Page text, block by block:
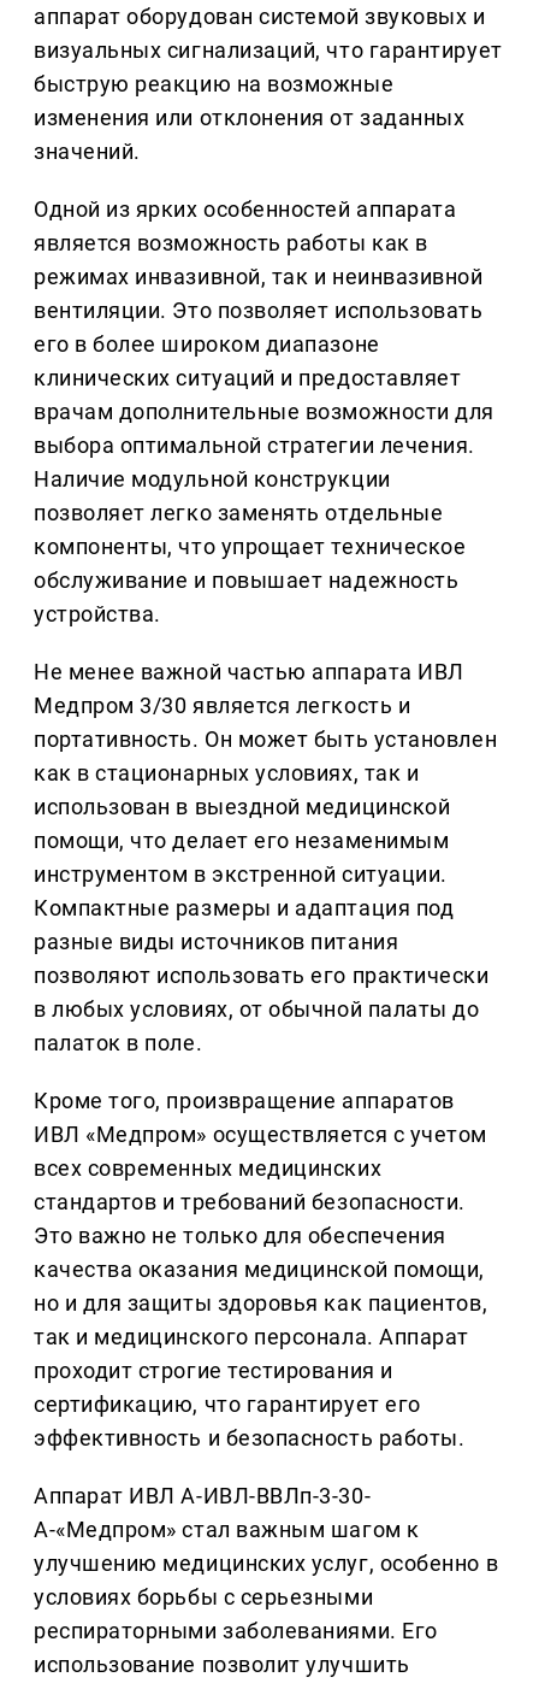
аппарат оборудован системой звуковых и
визуальных сигнализаций, что гарантирует
быструю реакцию на возможные
изменения или отклонения от заданных
значений.
Одной из ярких особенностей аппарата
является возможность работы как в
режимах инвазивной, так и неинвазивной
вентиляции. Это позволяет использовать
его в более широком диапазоне
клинических ситуаций и предоставляет
врачам дополнительные возможности для
выбора оптимальной стратегии лечения.
Наличие модульной конструкции
позволяет легко заменять отдельные
компоненты, что упрощает техническое
обслуживание и повышает надежность
устройства.
Не менее важной частью аппарата ИВЛ
Медпром 3/30 является легкость и
портативность. Он может быть установлен
как в стационарных условиях, так и
использован в выездной медицинской
помощи, что делает его незаменимым
инструментом в экстренной ситуации.
Компактные размеры и адаптация под
разные виды источников питания
позволяют использовать его практически
в любых условиях, от обычной палаты до
палаток в поле.
Кроме того, произвращение аппаратов
ИВЛ «Медпром» осуществляется с учетом
всех современных медицинских
стандартов и требований безопасности.
Это важно не только для обеспечения
качества оказания медицинской помощи,
но и для защиты здоровья как пациентов,
так и медицинского персонала. Аппарат
проходит строгие тестирования и
сертификацию, что гарантирует его
эффективность и безопасность работы.
Аппарат ИВЛ А-ИВЛ-ВВЛп-3-30-
А-«Медпром» стал важным шагом к
улучшению медицинских услуг, особенно в
условиях борьбы с серьезными
респираторными заболеваниями. Его
использование позволит улучшить